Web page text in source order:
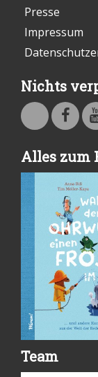
Presse
Impressum
Nichts
Alles zum
Team